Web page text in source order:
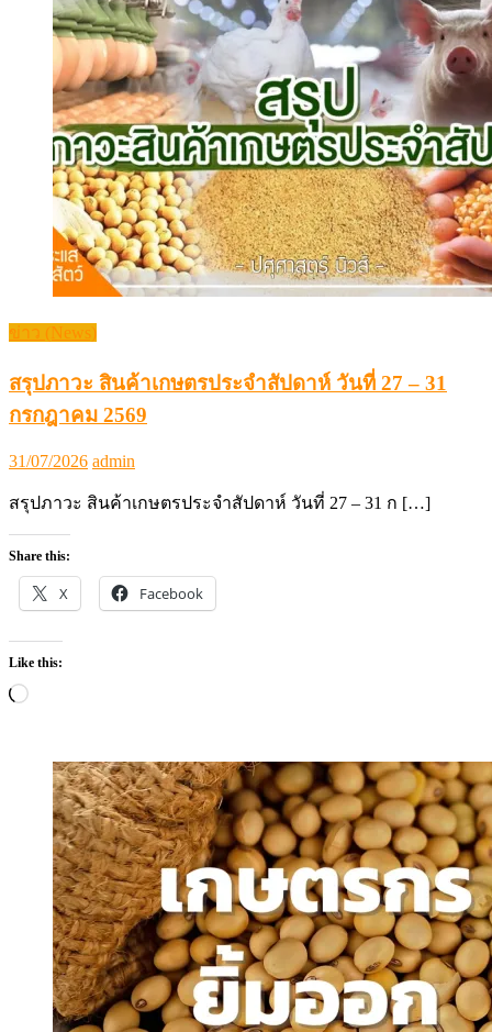
ข่าว (News)
สรุปภาวะ สินค้าเกษตรประจำสัปดาห์ วันที่ 27 – 31
กรกฎาคม 2569
Posted
31/07/2026 Author
admin
สรุปภาวะ สินค้าเกษตรประจำสัปดาห์ วันที่ 27 – 31 ก […]
Share this:
X Facebook
Like this:
Loading…